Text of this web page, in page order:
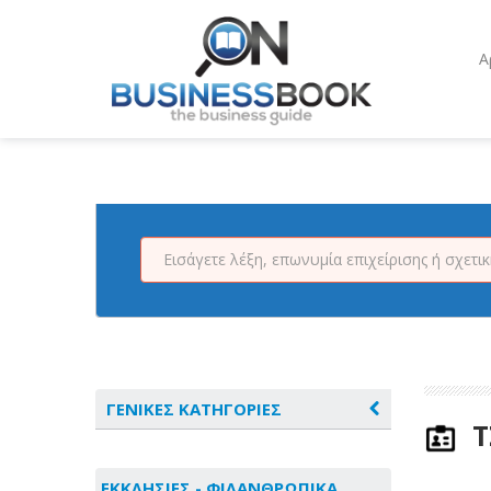
ΓΕΝΙΚΕΣ ΚΑΤΗΓΟΡΙΕΣ